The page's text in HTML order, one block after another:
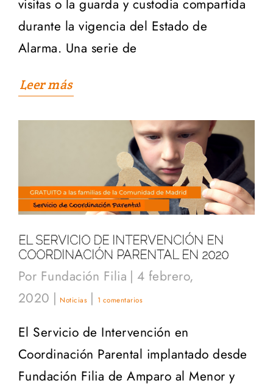
visitas o la guarda y custodia compartida
durante la vigencia del Estado de
Alarma. Una serie de
Leer más
EL SERVICIO DE INTERVENCIÓN EN
COORDINACIÓN PARENTAL EN 2020
Por Fundación Filia | 4 febrero,
2020 | Noticias | 1 comentarios
El Servicio de Intervención en
Coordinación Parental implantado desde
Fundación Filia de Amparo al Menor y